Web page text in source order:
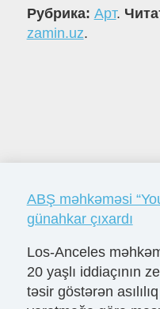
Рубрика: Арт.
zamin.uz.
ABŞ məhkəməsi
günahkar çıxardı
Los-Anceles
20 yaşlı iddiaçının
təsir göstərən